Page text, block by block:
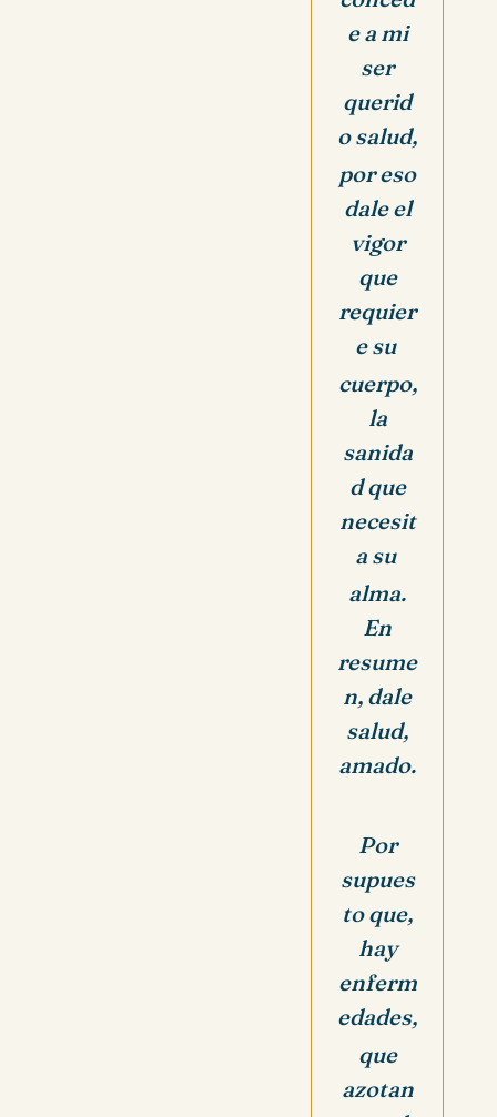
e a mi
ser
querid
o salud,
por eso
dale el
vigor
que
requier
e su
cuerpo,
la
sanida
d que
necesit
a su
alma.
En
resume
n, dale
salud,
amado.
Por
supues
to que,
hay
enferm
edades,
que
azotan